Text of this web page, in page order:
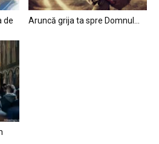
de
Aruncă grija ta spre Domnul…